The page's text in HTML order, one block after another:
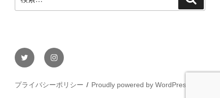
索:
Twitter Instagram
プライバシーポリシー Proudly powered by WordPress